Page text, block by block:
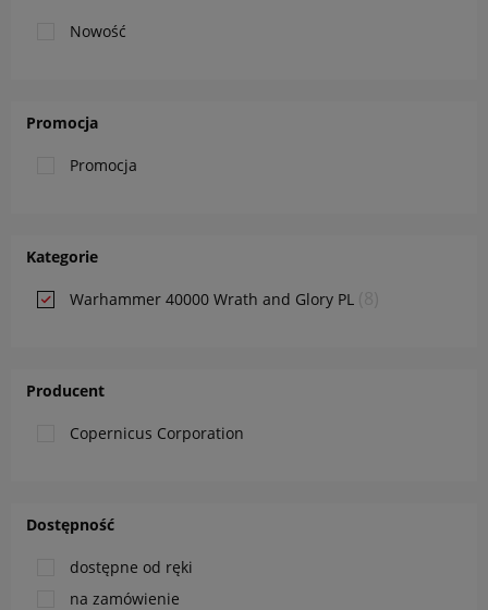
Nowość
Promocja
Promocja
Kategorie
Warhammer 40000 Wrath and Glory PL
Producent
Copernicus Corporation
Dostępność
dostępne od ręki
na zamówienie